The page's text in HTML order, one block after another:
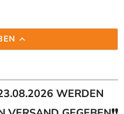
WERDEN